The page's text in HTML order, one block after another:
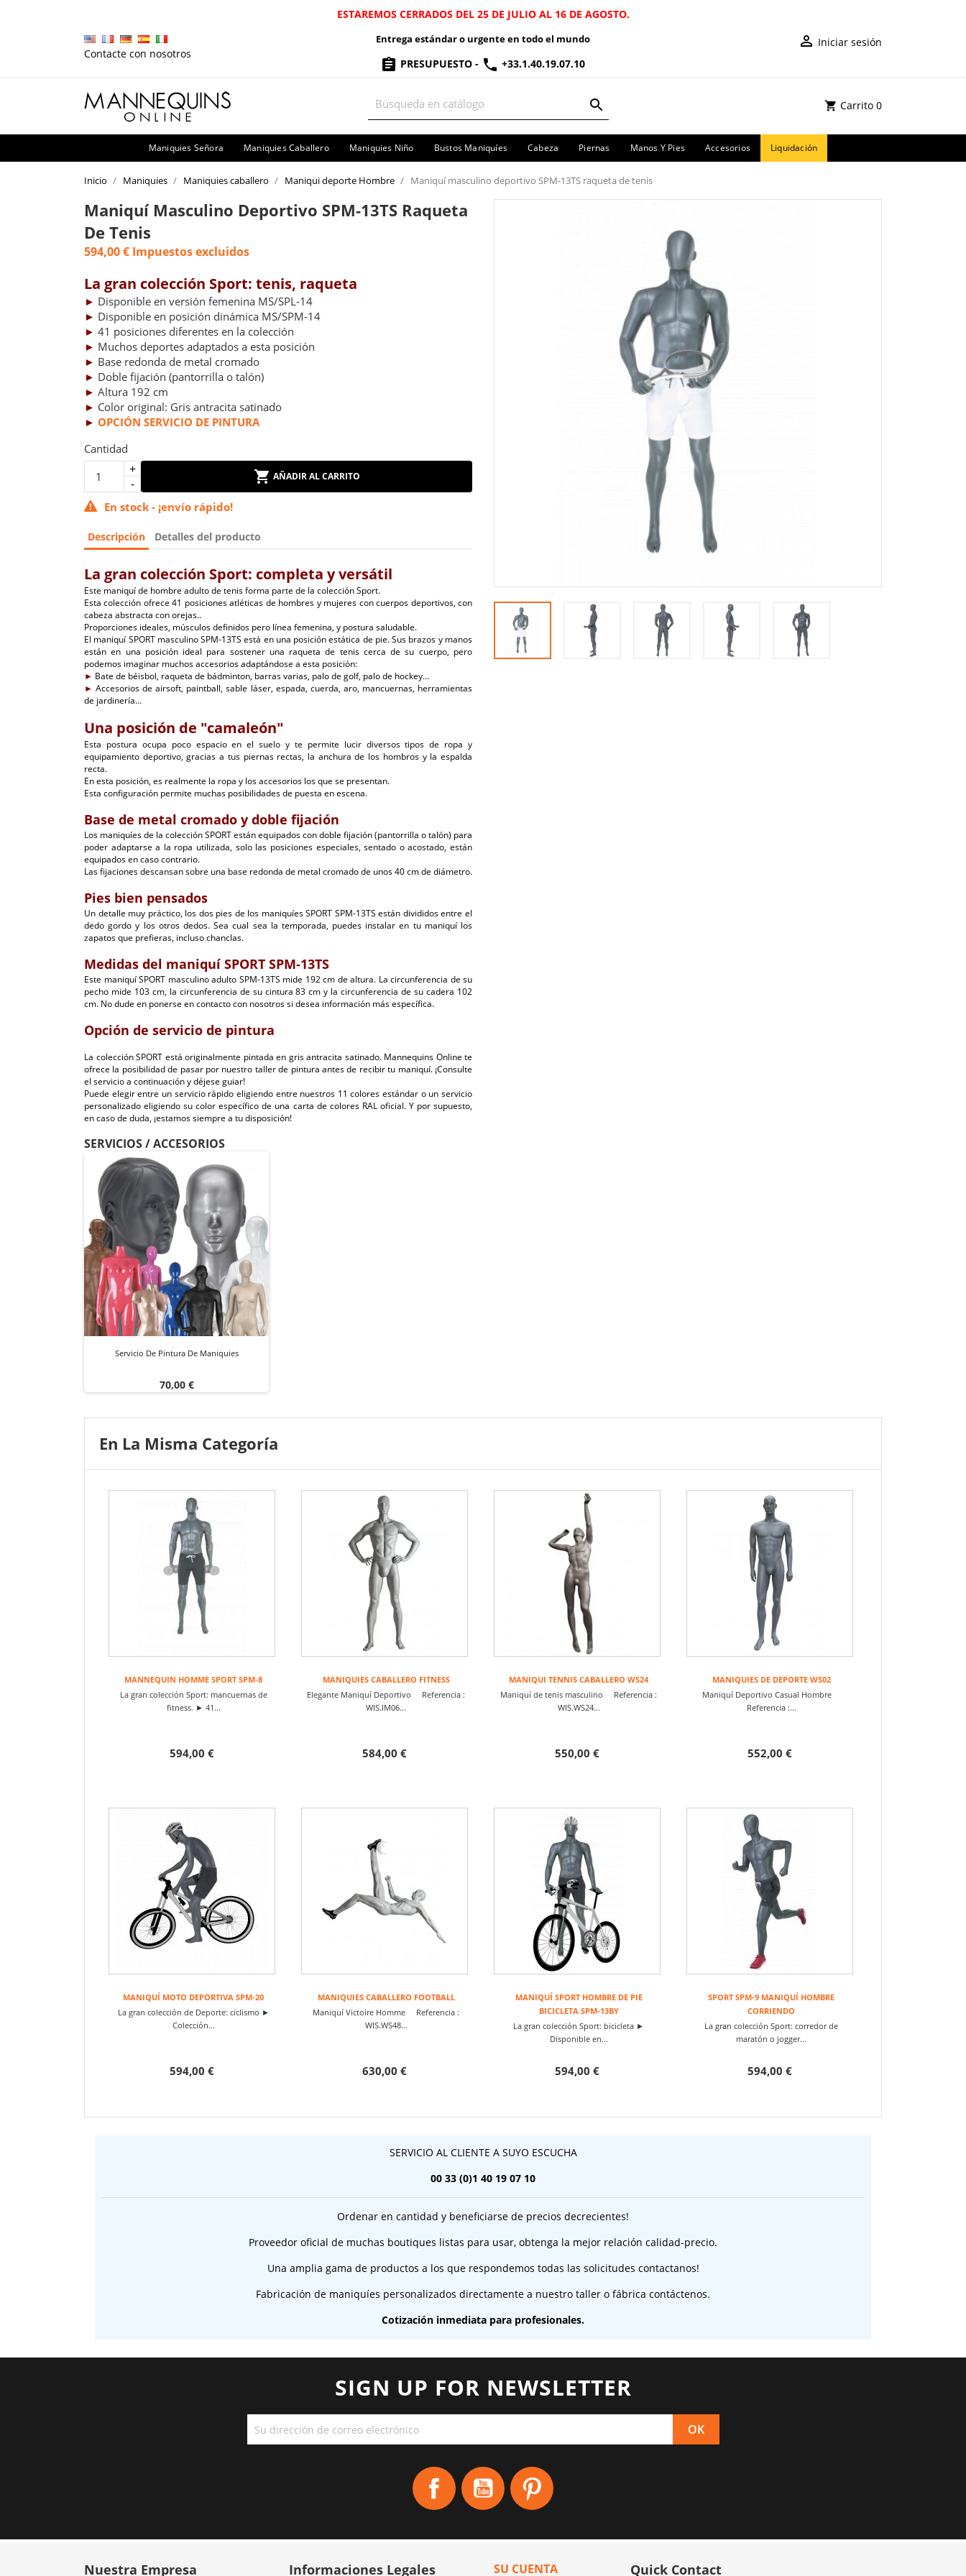
ESTAREMOS CERRADOS DEL 25 DE JULIO AL 16 DE AGOSTO.
Contacte con nosotros
Entrega estándar o urgente en todo el mundo
PRESUPUESTO- +33.1.40.19.07.10
Iniciar sesión
Carrito 0
Maniquies Señora Maniquies Caballero Maniquies Niño Bustos Maniquíes Cabeza Piernas Manos Y Pies Accesorios Liquidación
Inicio Maniquies Maniquies caballero Maniqui deporte Hombre Maniquí masculino deportivo SPM-13TS raqueta de tenis
Maniquí Masculino Deportivo SPM-13TS Raqueta
De Tenis
594,00 € Impuestos excluidos
La gran colección Sport: tenis, raqueta
► Disponible en versión femenina MS/SPL-14
► Disponible en posición dinámica MS/SPM-14
► 41 posiciones diferentes en la colección
► Muchos deportes adaptados a esta posición
► Base redonda de metal cromado
► Doble fijación (pantorrilla o talón)
► Altura 192 cm
► Color original: Gris antracita satinado
► OPCIÓN SERVICIO DE PINTURA
Cantidad
AÑADIR AL CARRITO
En stock - ¡envío rápido!
Descripción Detalles del producto
La gran colección Sport: completa y versátil
Este maniquí de hombre adulto de tenis forma parte de la colección Sport.
Esta colección ofrece 41 posiciones atléticas de hombres y mujeres con cuerpos deportivos, con
cabeza abstracta con orejas..
Proporciones ideales, músculos definidos pero línea femenina, y postura saludable.
El maniquí SPORT masculino SPM-13TS está en una posición estática de pie. Sus brazos y manos
están en una posición ideal para sostener una raqueta de tenis cerca de su cuerpo, pero
podemos imaginar muchos accesorios adaptándose a esta posición:
► Bate de béisbol, raqueta de bádminton, barras varias, palo de golf, palo de hockey...
► Accesorios de airsoft, paintball, sable láser, espada, cuerda, aro, mancuernas, herramientas
de jardinería...
Una posición de "camaleón"
Esta postura ocupa poco espacio en el suelo y te permite lucir diversos tipos de ropa y
equipamiento deportivo, gracias a tus piernas rectas, la anchura de los hombros y la espalda
recta.
En esta posición, es realmente la ropa y los accesorios los que se presentan.
Esta configuración permite muchas posibilidades de puesta en escena.
Base de metal cromado y doble fijación
Los maniquíes de la colección SPORT están equipados con doble fijación (pantorrilla o talón) para
poder adaptarse a la ropa utilizada, solo las posiciones especiales, sentado o acostado, están
equipados en caso contrario.
Las fijaciones descansan sobre una base redonda de metal cromado de unos 40 cm de diámetro.
Pies bien pensados
Un detalle muy práctico, los dos pies de los maniquíes SPORT SPM-13TS están divididos entre el
dedo gordo y los otros dedos. Sea cual sea la temporada, puedes instalar en tu maniquí los
zapatos que prefieras, incluso chanclas.
Medidas del maniquí SPORT SPM-13TS
Este maniquí SPORT masculino adulto SPM-13TS mide 192 cm de altura. La circunferencia de su
pecho mide 103 cm, la circunferencia de su cintura 83 cm y la circunferencia de su cadera 102
cm. No dude en ponerse en contacto con nosotros si desea información más específica.
Opción de servicio de pintura
La colección SPORT está originalmente pintada en gris antracita satinado. Mannequins Online te
ofrece la posibilidad de pasar por nuestro taller de pintura antes de recibir tu maniquí. ¡Consulte
el servicio a continuación y déjese guiar!
Puede elegir entre un servicio rápido eligiendo entre nuestros 11 colores estándar o un servicio
personalizado eligiendo su color específico de una carta de colores RAL oficial. Y por supuesto,
en caso de duda, ¡estamos siempre a tu disposición!
SERVICIOS / ACCESORIOS
Servicio De Pintura De Maniquies
Precio
70,00 €
En La Misma Categoría
MANNEQUIN HOMME SPORT SPM-8
La gran colección Sport: mancuernas de
fitness. ► 41...
594,00 €
MANIQUIES CABALLERO FITNESS
Elegante Maniquí Deportivo Referencia :
WIS.IM06...
584,00 €
MANIQUI TENNIS CABALLERO WS24
Maniquí de tenis masculino Referencia :
WIS.WS24...
550,00 €
MANIQUIES DE DEPORTE WS02
Maniquí Deportivo Casual Hombre
Referencia :...
552,00 €
MANIQUÍ MOTO DEPORTIVA SPM-20
La gran colección de Deporte: ciclismo ►
Colección...
594,00 €
MANIQUIES CABALLERO FOOTBALL
Maniquí Victoire Homme Referencia :
WIS.WS48...
630,00 €
MANIQUÍ SPORT HOMBRE DE PIE
BICICLETA SPM-13BY
La gran colección Sport: bicicleta ►
Disponible en...
594,00 €
SPORT SPM-9 MANIQUÍ HOMBRE
CORRIENDO
La gran colección Sport: corredor de
maratón o jogger...
594,00 €
SERVICIO AL CLIENTE A SUYO ESCUCHA
00 33 (0)1 40 19 07 10
Ordenar en cantidad y beneficiarse de precios decrecientes!
Proveedor oficial de muchas boutiques listas para usar, obtenga la mejor relación calidad-precio.
Una amplia gama de productos a los que respondemos todas las solicitudes contactanos!
Fabricación de maniquíes personalizados directamente a nuestro taller o fábrica contáctenos.
Cotización inmediata para profesionales.
SIGN UP FOR NEWSLETTER
Facebook YouTube
Nuestra Empresa Informaciones Legales SU CUENTA Quick Contact